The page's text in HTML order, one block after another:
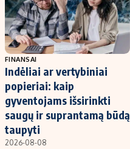
FINANSAI
Indėliai ar vertybiniai
popieriai: kaip
gyventojams išsirinkti
saugų ir suprantamą būdą
taupyti
2026-08-08